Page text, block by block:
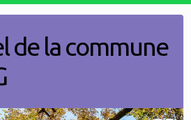
de la commune